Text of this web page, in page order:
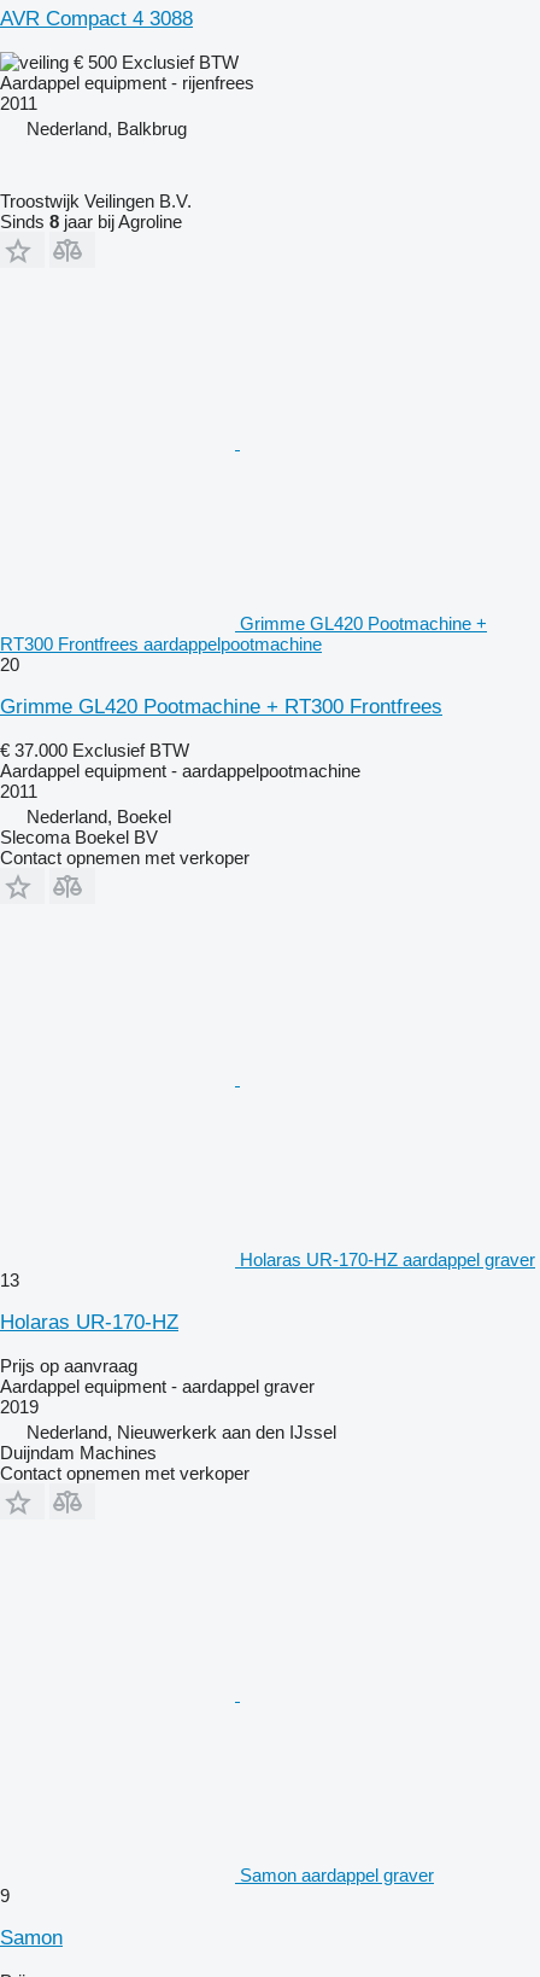
AVR Compact 4 3088
€ 500 Exclusief BTW
Aardappel equipment - rijenfrees
2011
Nederland, Balkbrug
Troostwijk Veilingen B.V.
Sinds 8 jaar bij Agroline
Grimme GL420 Pootmachine +
RT300 Frontfrees aardappelpootmachine
20
Grimme GL420 Pootmachine + RT300 Frontfrees
€ 37.000 Exclusief BTW
Aardappel equipment - aardappelpootmachine
2011
Nederland, Boekel
Slecoma Boekel BV
Contact opnemen met verkoper
Holaras UR-170-HZ aardappel graver
13
Holaras UR-170-HZ
Prijs op aanvraag
Aardappel equipment - aardappel graver
2019
Nederland, Nieuwerkerk aan den IJssel
Duijndam Machines
Contact opnemen met verkoper
Samon aardappel graver
9
Samon